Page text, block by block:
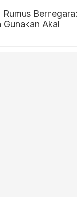
Bernegara:
Akal